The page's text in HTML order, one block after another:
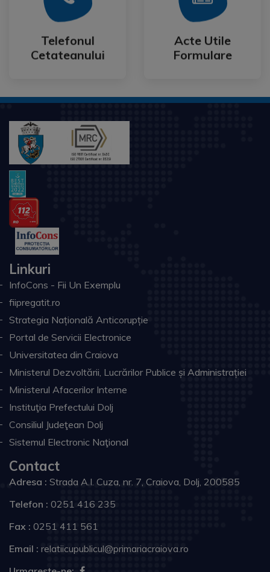
Telefonul
Cetateanului
Telefonul
Cetateanului
Acte Utile
Formulare
Acte Utile
Formulare
Linkuri
InfoCons - Fii Un Exemplu
fiipregatit.ro
Strategia Națională Anticorupție
Portal de Servicii Electronice
Universitatea din Craiova
Ministerul Dezvoltării, Lucrărilor Publice și Administrației
Ministerul Afacerilor Interne
Instituţia Prefectului Dolj
Consiliul Judeţean Dolj
Sistemul Electronic Naţional
Contact
Adresa : Strada A.I. Cuza, nr. 7, Craiova, Dolj, 200585
Telefon : 0251 416 235
Fax : 0251 411 561
Email : relatiicupublicul@primariacraiova.ro